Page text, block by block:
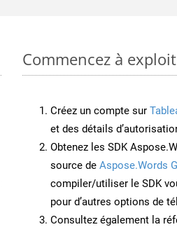
Commencez à
Créez un compte sur
et des détails
Obtenez les SDK
source de Aspose.Words
compiler/utiliser le SDK
pour d’autres options de
Consultez également la